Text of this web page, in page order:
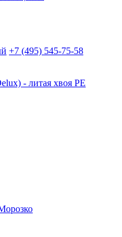
+7 (495) 545-75-58
- литая хвоя РЕ